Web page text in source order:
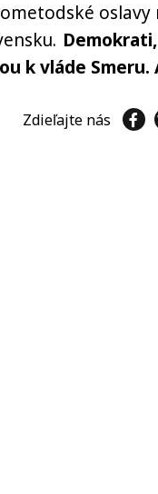
k vláde
Zdieľajte nás